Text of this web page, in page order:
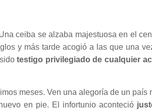
ceiba se alzaba majestuosa en el
y más tarde acogió a las que una
sidotestigo privilegiado de cualquier
meses. Ven una alegoría de un país
en pie. El infortunio aconteció